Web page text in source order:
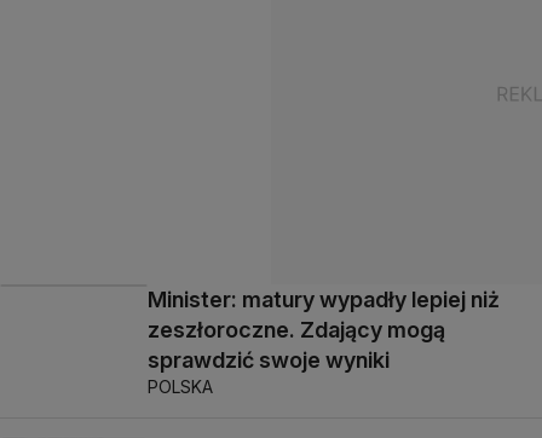
Minister: matury wypadły lepiej niż
zeszłoroczne. Zdający mogą
sprawdzić swoje wyniki
POLSKA